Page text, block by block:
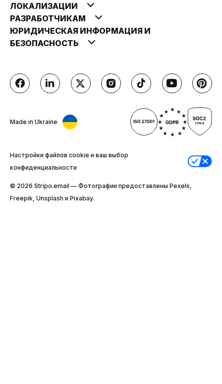
ЛОКАЛИЗАЦИИ
РАЗРАБОТЧИКАМ
ЮРИДИЧЕСКАЯ ИНФОРМАЦИЯ И
БЕЗОПАСНОСТЬ
Made in Ukraine
Настройки файлов cookie и ваш выбор
конфиденциальности
© 2026 Stripо.email — Фотографии предоставлены Pexels,
Freepik, Unsplash и Pixabay.